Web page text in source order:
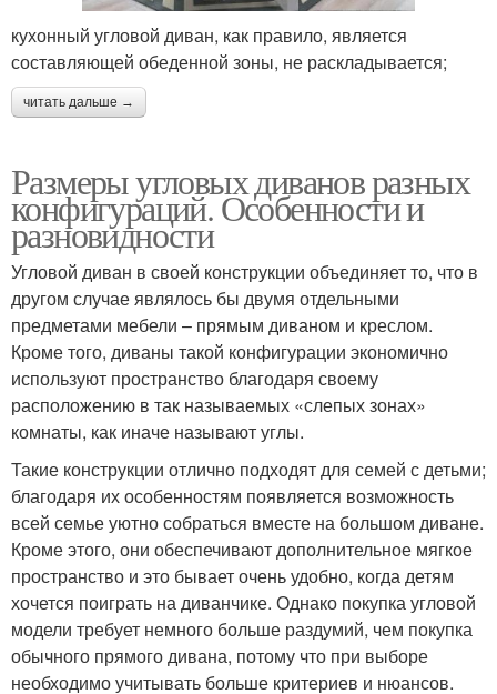
кухонный угловой диван, как правило, является
составляющей обеденной зоны, не раскладывается;
читать дальше →
Размеры угловых диванов разных
конфигураций. Особенности и
разновидности
Угловой диван в своей конструкции объединяет то, что в
другом случае являлось бы двумя отдельными
предметами мебели – прямым диваном и креслом.
Кроме того, диваны такой конфигурации экономично
используют пространство благодаря своему
расположению в так называемых «слепых зонах»
комнаты, как иначе называют углы.
Такие конструкции отлично подходят для семей с детьми;
благодаря их особенностям появляется возможность
всей семье уютно собраться вместе на большом диване.
Кроме этого, они обеспечивают дополнительное мягкое
пространство и это бывает очень удобно, когда детям
хочется поиграть на диванчике. Однако покупка угловой
модели требует немного больше раздумий, чем покупка
обычного прямого дивана, потому что при выборе
необходимо учитывать больше критериев и нюансов.